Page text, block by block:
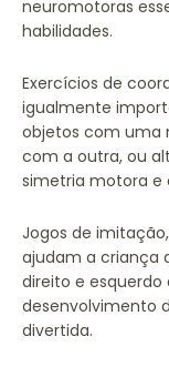
neuromotoras
habilidades.
Exercícios de
igualmente
objetos com uma
com a outra, ou
simetria motora e
Jogos de imitação,
ajudam a criança
direito e
desenvolvimento
divertida.